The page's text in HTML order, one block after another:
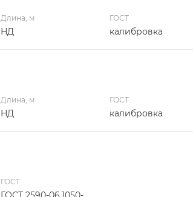
Длина, м
НД
ГОСТ
калибровка
Длина, м
НД
ГОСТ
калибровка
ГОСТ